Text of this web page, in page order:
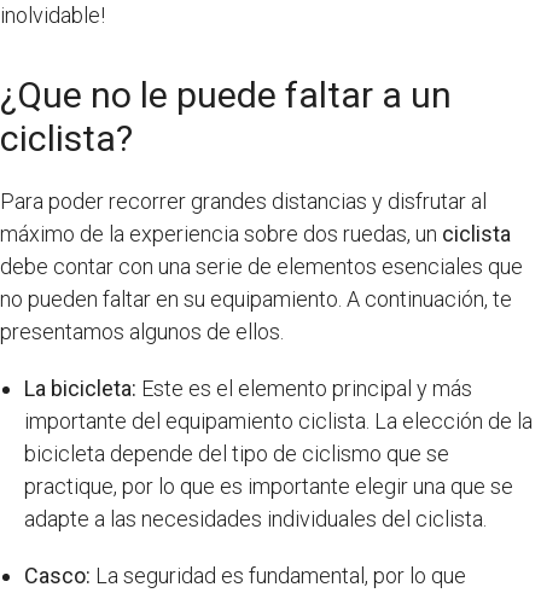
inolvidable!
¿Que no le puede faltar a un
ciclista?
Para poder recorrer grandes distancias y disfrutar al
máximo de la experiencia sobre dos ruedas, un ciclista
debe contar con una serie de elementos esenciales que
no pueden faltar en su equipamiento. A continuación, te
presentamos algunos de ellos.
La bicicleta: Este es el elemento principal y más
importante del equipamiento ciclista. La elección de la
bicicleta depende del tipo de ciclismo que se
practique, por lo que es importante elegir una que se
adapte a las necesidades individuales del ciclista.
Casco: La seguridad es fundamental, por lo que